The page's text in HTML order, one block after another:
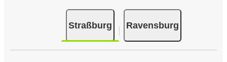
Straßburg Ravensburg